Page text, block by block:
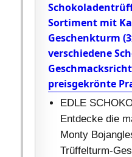
Sortiment mit
Geschenkturm
verschiedene
preisgekrönte
EDLE
Entdecke die
Monty
Trüffelturm-